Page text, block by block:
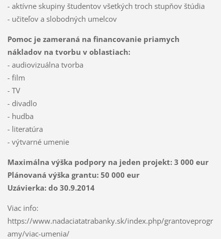
- aktívne skupiny študentov všetkých troch stupňov štúdia
- učiteľov a slobodných umelcov
Pomoc je zameraná na financovanie priamych
nákladov na tvorbu v oblastiach:
- audiovizuálna tvorba
- film
- TV
- divadlo
- hudba
- literatúra
- výtvarné umenie
Maximálna výška podpory na jeden projekt: 3 000 eur
Plánovaná výška grantu: 50 000 eur
Uzávierka: do 30.9.2014
Viac info:
https://www.nadaciatatrabanky.sk/index.php/grantoveprogr
amy/viac-umenia/